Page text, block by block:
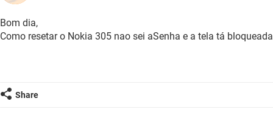
Bom dia,
Como resetar o Nokia 305 nao sei aSenha e a tela tá bloqueada
Share